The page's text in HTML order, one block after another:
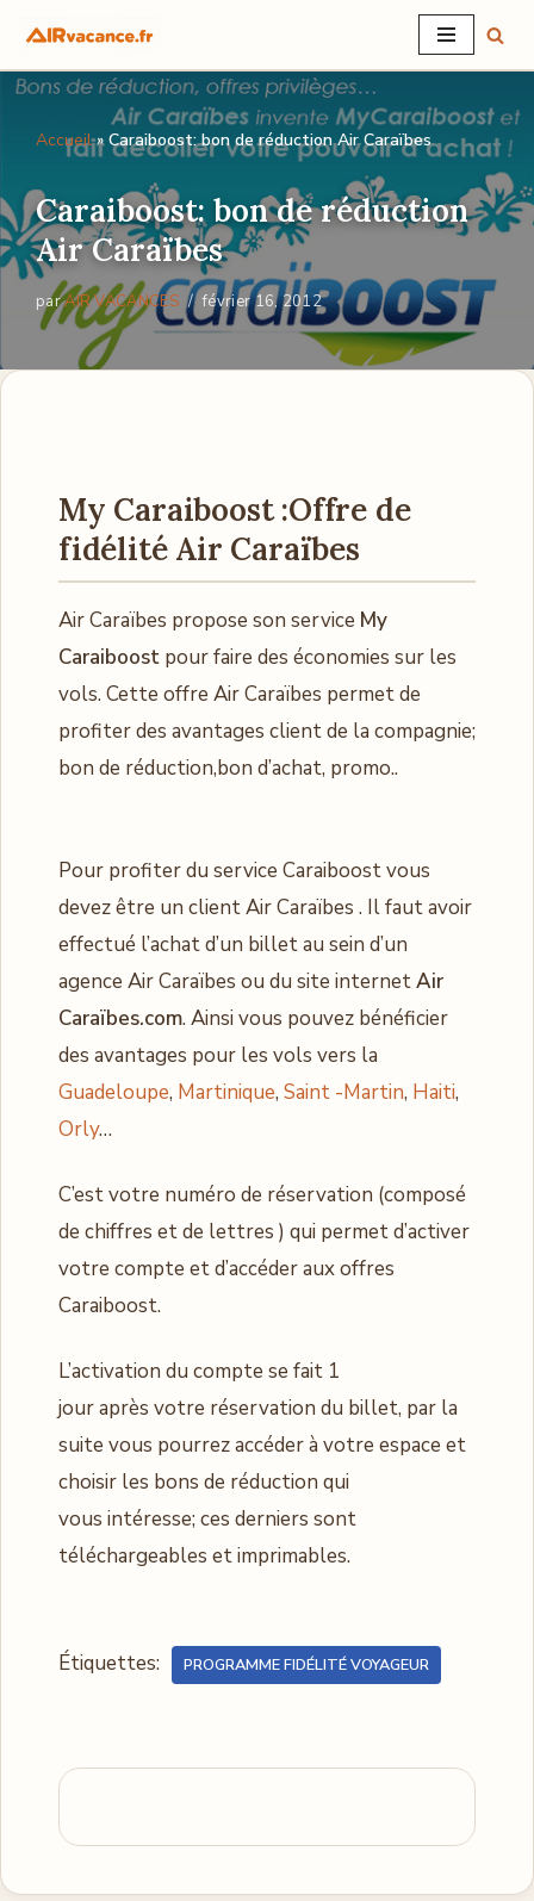
Aller
au
contenu
Accueil»Caraiboost: bon de réduction Air Caraïbes
Caraiboost: bon de réduction
Air Caraïbes
parAIR VACANCES février 16, 2012
My Caraiboost :Offre de
fidélité Air Caraïbes
Air Caraïbes propose son service My
Caraiboost pour faire des économies sur les
vols. Cette offre Air Caraïbes permet de
profiter des avantages client de la compagnie;
bon de réduction,bon d’achat, promo..
Pour profiter du service Caraiboost vous
devez être un client Air Caraïbes . Il faut avoir
effectué l’achat d’un billet au sein d’un
agence Air Caraïbes ou du site internetAir
Caraïbes.com. Ainsi vous pouvez bénéficier
des avantages pour les vols vers la
Guadeloupe, Martinique, Saint -Martin, Haiti,
Orly…
C’est votre numéro de réservation (composé
de chiffres et de lettres ) qui permet d’activer
votre compte et d’accéder aux offres
Caraiboost.
L’activation du compte se fait 1
jour après votre réservation du billet, par la
suite vous pourrez accéder à votre espace et
choisir les bons de réduction qui
vous intéresse; ces derniers sont
téléchargeables et imprimables.
Étiquettes: PROGRAMME FIDÉLITÉ VOYAGEUR